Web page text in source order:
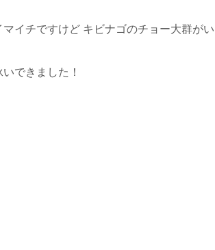
マイチですけど キビナゴのチョー大群が
できました！